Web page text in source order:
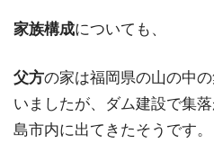
家族構成についても、
父方の家は福岡県の山の中
いましたが、ダム建設で集
島市内に出てきたそうです。